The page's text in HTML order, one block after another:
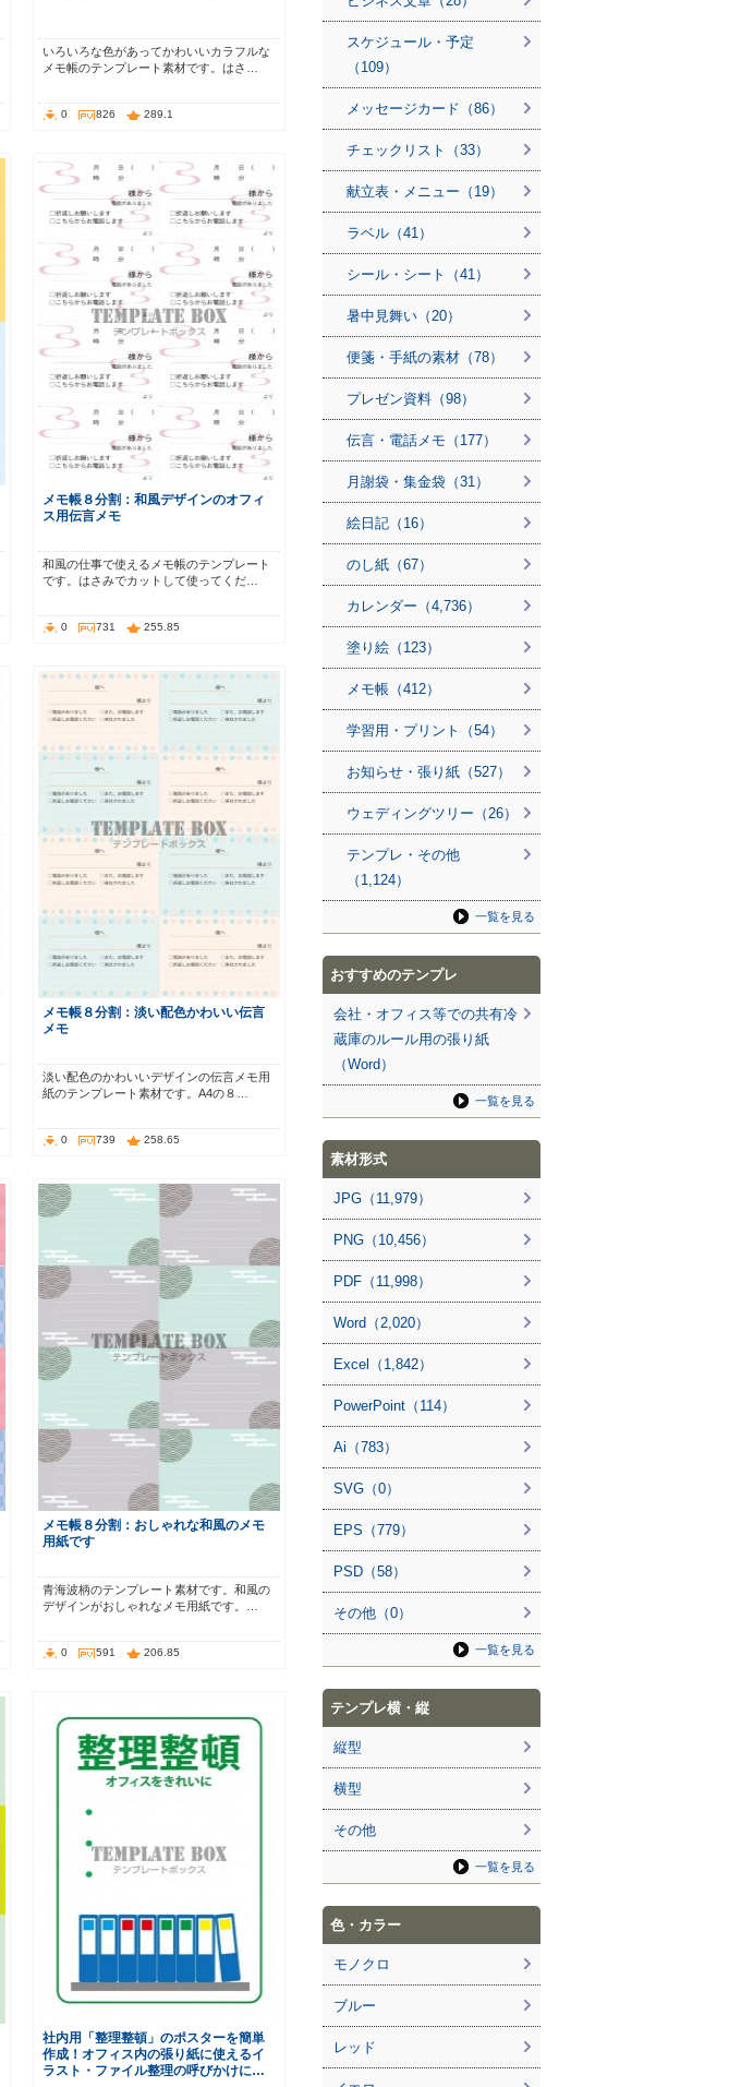
いろいろな色があってかわいいカラフルな
メモ帳のテンプレート素材です。はさ…
0 826 289.1
メモ帳８分割：和風デザインのオフィ
ス用伝言メモ
和風の仕事で使えるメモ帳のテンプレート
です。はさみでカットして使ってくだ…
0 731 255.85
メモ帳８分割：淡い配色かわいい伝言
メモ
淡い配色のかわいいデザインの伝言メモ用
紙のテンプレート素材です。A4の８…
0 739 258.65
メモ帳８分割：おしゃれな和風のメモ
用紙です
青海波柄のテンプレート素材です。和風の
デザインがおしゃれなメモ用紙です。…
0 591 206.85
社内用「整理整頓」のポスターを簡単
作成！オフィス内の張り紙に使えるイ
ラスト・ファイル整理の呼びかけに…
スケジュール・予定
（109）
メッセージカード（86）
チェックリスト（33）
献立表・メニュー（19）
ラベル（41）
シール・シート（41）
暑中見舞い（20）
便箋・手紙の素材（78）
プレゼン資料（98）
伝言・電話メモ（177）
月謝袋・集金袋（31）
絵日記（16）
のし紙（67）
カレンダー（4,736）
塗り絵（123）
メモ帳（412）
学習用・プリント（54）
お知らせ・張り紙（527）
ウェディングツリー（26）
テンプレ・その他
（1,124）
一覧を見る
おすすめのテンプレ
会社・オフィス等での共有冷
蔵庫のルール用の張り紙
（Word）
一覧を見る
素材形式
JPG（11,979）
PNG（10,456）
PDF（11,998）
Word（2,020）
Excel（1,842）
PowerPoint（114）
Ai（783）
SVG（0）
EPS（779）
PSD（58）
その他（0）
一覧を見る
テンプレ横・縦
縦型
横型
その他
一覧を見る
色・カラー
モノクロ
ブルー
レッド